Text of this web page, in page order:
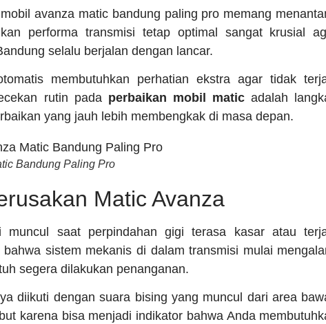
avanza matic bandung paling pro memang
performa transmisi tetap optimal sangat krusial
selalu berjalan dengan lancar.
membutuhkan perhatian ekstra agar tidak
rutin pada perbaikan mobil matic adalah
yang jauh lebih membengkak di masa depan.
Bandung Paling Pro
Matic Avanza
muncul saat perpindahan gigi terasa kasar atau
sistem mekanis di dalam transmisi mulai
segera dilakukan penanganan.
diikuti dengan suara bising yang muncul dari area
karena bisa menjadi indikator bahwa Anda